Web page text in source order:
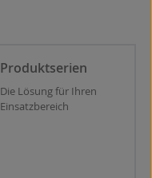
Produktserien
Die Lösung für Ihren
Einsatzbereich